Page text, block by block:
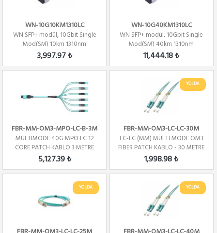
WN-10G10KM1310LC
WN SFP+ modül, 10Gbit Single
Mod(SM) 10km 1310nm
3,997.97 ₺
WN-10G40KM1310LC
WN SFP+ modül, 10Gbit Single
Mod(SM) 40km 1310nm
11,444.18 ₺
FBR-MM-OM3-MPO-LC-B-3M
MULTIMODE 40G MPO LC 12
CORE PATCH KABLO 3 METRE
POL - B
5,127.39 ₺
YOLDA
FBR-MM-OM3-LC-LC-30M
LC-LC (MM) MULTI MODE OM3
FIBER PATCH KABLO - 30 METRE
1,998.98 ₺
YOLDA YOLDA